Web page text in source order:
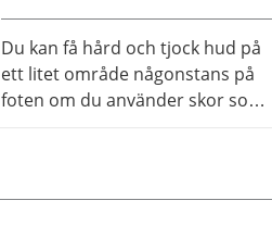
Du kan få hård och tjock hud på
ett litet område någonstans på
foten om du använder skor som
lång tid. Det kan göra mycket ont